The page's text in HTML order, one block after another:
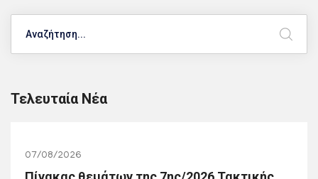
Τελευταία Νέα
07/08/2026